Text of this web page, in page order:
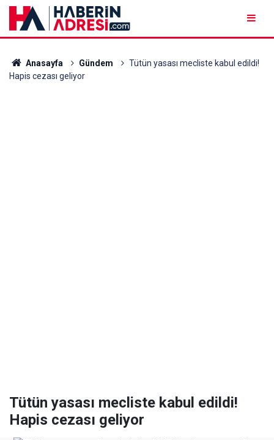
Anasayfa Gündem
Tütün yasası mecliste kabul edildi!
Hapis cezası geliyor
Tütün yasası mecliste kabul edildi!
Hapis cezası geliyor